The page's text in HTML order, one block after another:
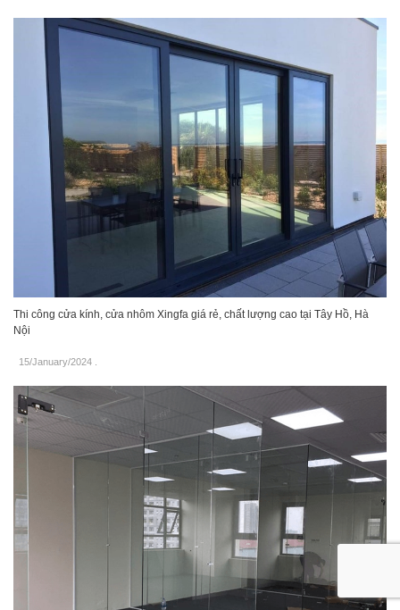
Thi công cửa kính, cửa nhôm Xingfa giá rẻ, chất lượng cao tại Tây Hồ, Hà
Nội
15/January/2024